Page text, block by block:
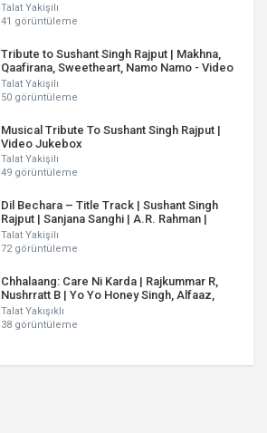
Talat Yakişilı
41 görüntüleme
Tribute to Sushant Singh Rajput | Makhna,
Qaafirana, Sweetheart, Namo Namo - Video
Jukebox
Talat Yakişilı
50 görüntüleme
Musical Tribute To Sushant Singh Rajput |
Video Jukebox
Talat Yakişilı
49 görüntüleme
Dil Bechara – Title Track | Sushant Singh
Rajput | Sanjana Sanghi | A.R. Rahman |
Mukesh Chhabra
Talat Yakişilı
72 görüntüleme
Chhalaang: Care Ni Karda | Rajkummar R,
Nushrratt B | Yo Yo Honey Singh, Alfaaz,
Hommie Dilliwala
Talat Yakışıklı
38 görüntüleme